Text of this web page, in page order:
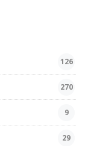
126
270
9
29